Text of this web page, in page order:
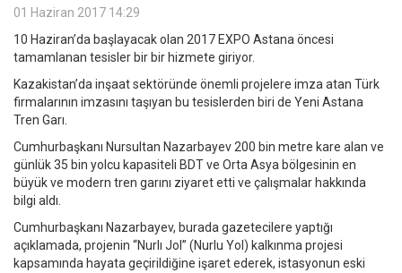
01 Haziran 2017 14:29
10 Haziran’da başlayacak olan 2017 EXPO Astana öncesi
tamamlanan tesisler bir bir hizmete giriyor.
Kazakistan’da inşaat sektöründe önemli projelere imza atan Türk
firmalarının imzasını taşıyan bu tesislerden biri de Yeni Astana
Tren Garı.
Cumhurbaşkanı Nursultan Nazarbayev 200 bin metre kare alan ve
günlük 35 bin yolcu kapasiteli BDT ve Orta Asya bölgesinin en
büyük ve modern tren garını ziyaret etti ve çalışmalar hakkında
bilgi aldı.
Cumhurbaşkanı Nazarbayev, burada gazetecilere yaptığı
açıklamada, projenin “Nurlı Jol” (Nurlu Yol) kalkınma projesi
kapsamında hayata geçirildiğine işaret ederek, istasyonun eski